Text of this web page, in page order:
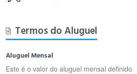
Termos do Aluguel
Aluguel Mensal
Este é o valor do aluguel mensal definido